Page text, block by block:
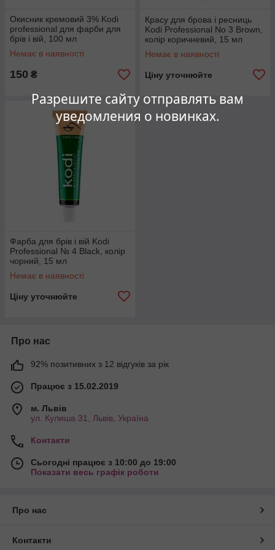
Разрешите сайту отправлять вам
уведомления о новинках.
Окисник кремовий 3% Kodi
professional для фарби для
брів і вій, 100 мл
Немає в наявності
150 ₴
Красу для брова і ресниць
Kodi Professional No 3 Brown,
колір коричневий, 15 мл
Немає в наявності
Ціну уточнюйте
Фарба для брів і вій Kodi
Professional № 4 Black, колір
чорний, 15 мл
Немає в наявності
Ціну уточнюйте
Про нас
92% позитивних з 12 відгуків за рік
Працює з 15.02.2019
м. Львів
ул. Кулиша 31, Львів, Україна
Контакти
Сьогодні працює з 10:00 до 19:00
Показати весь графік роботи
Про нас
Контакти